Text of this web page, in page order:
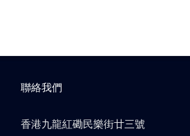
聯絡我們
香港九龍紅磡民樂街廿三號